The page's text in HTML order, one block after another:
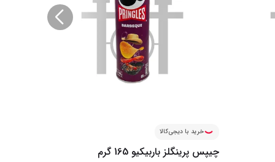
خرید با دیجی‌کالا
چیپس پرینگلز باربیکیو 165 گرم